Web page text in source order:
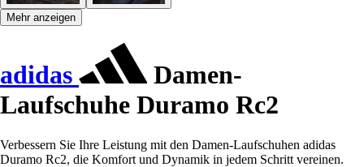
Mehr anzeigen
adidas
Damen-
Laufschuhe Duramo Rc2
Verbessern Sie Ihre Leistung mit den Damen-Laufschuhen adidas
Duramo Rc2, die Komfort und Dynamik in jedem Schritt vereinen.